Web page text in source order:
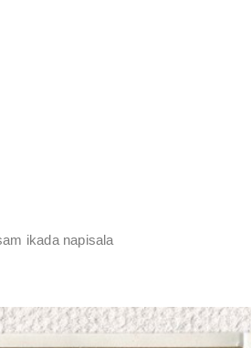
ikada napisala